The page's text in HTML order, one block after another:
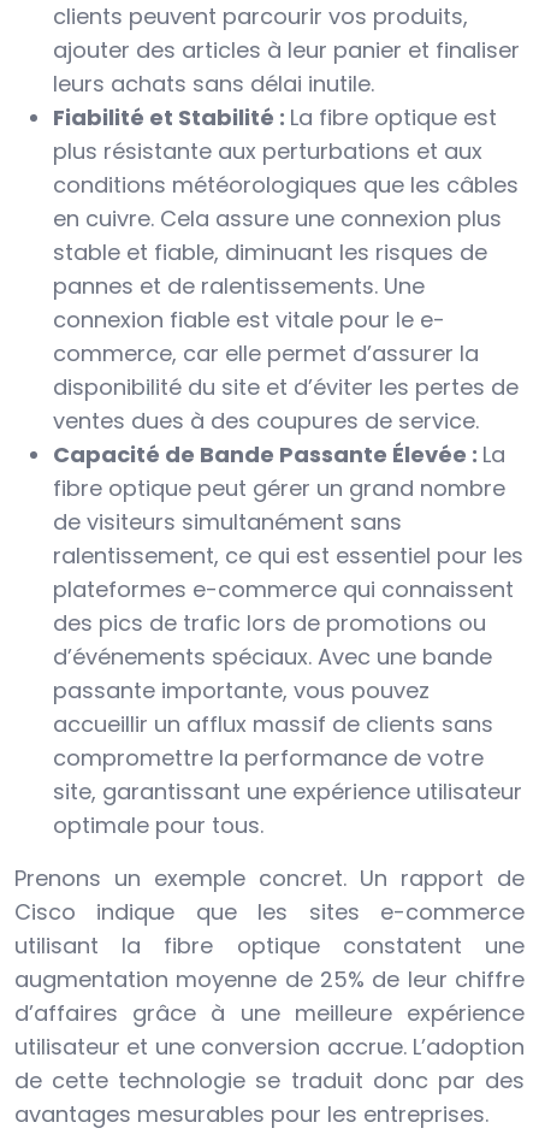
clients peuvent parcourir vos produits,
ajouter des articles à leur panier et finaliser
leurs achats sans délai inutile.
Fiabilité et Stabilité : La fibre optique est
plus résistante aux perturbations et aux
conditions météorologiques que les câbles
en cuivre. Cela assure une connexion plus
stable et fiable, diminuant les risques de
pannes et de ralentissements. Une
connexion fiable est vitale pour le e-
commerce, car elle permet d’assurer la
disponibilité du site et d’éviter les pertes de
ventes dues à des coupures de service.
Capacité de Bande Passante Élevée : La
fibre optique peut gérer un grand nombre
de visiteurs simultanément sans
ralentissement, ce qui est essentiel pour les
plateformes e-commerce qui connaissent
des pics de trafic lors de promotions ou
d’événements spéciaux. Avec une bande
passante importante, vous pouvez
accueillir un afflux massif de clients sans
compromettre la performance de votre
site, garantissant une expérience utilisateur
optimale pour tous.
Prenons un exemple concret. Un rapport de
Cisco indique que les sites e-commerce
utilisant la fibre optique constatent une
augmentation moyenne de 25% de leur chiffre
d’affaires grâce à une meilleure expérience
utilisateur et une conversion accrue. L’adoption
de cette technologie se traduit donc par des
avantages mesurables pour les entreprises.